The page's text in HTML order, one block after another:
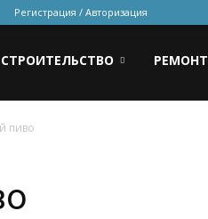
Регистрация / Авторизация
СТРОИТЕЛЬСТВО РЕМОНТ
пиво